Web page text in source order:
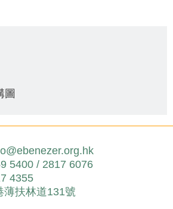
圖
5400 / 2817 6076
4355
薄扶林道131號